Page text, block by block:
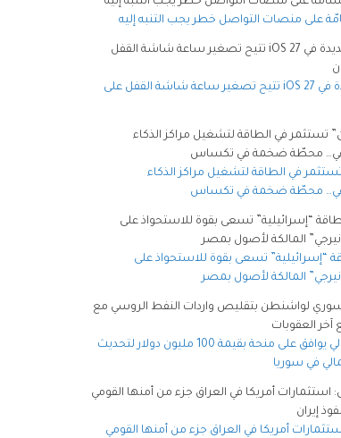
على منصات التواصل خطر يجب التنبه إليه
ميزة جديدة في iOS 27 تتيح تصغير ساعة شاشة القفل على
في الطاقة لتشغيل مراكز الذكاء
محطّة ضخمة في تكساس
“إسرائيلية” تسعى بقوة للاستحواذ على
المالكة لأصول بمصر
البنك الدولي يوافق على منحة بقيمة 100 مليون دولار لتحديث
في سوريا
أمريكا في العراق جزء من أمنها القومي